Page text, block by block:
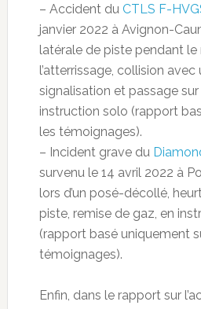
– Accident du CTLS F-
janvier 2022 à Avignon-
latérale de piste pendant
l’atterrissage, collision
signalisation et passage sur
instruction solo (rapport
les témoignages).
– Incident grave du
survenu le 14 avril 2022 à
lors d’un posé-décollé,
piste, remise de gaz, en
(rapport basé uniquement
témoignages).
Enfin, dans le rapport sur